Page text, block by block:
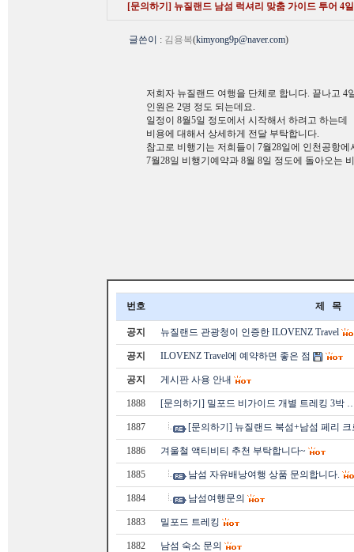
[문의하기] 뉴질랜드 남섬 럭셔리 맞춤 가이드 투어 4일
글쓴이 : 김용복(kimyong9p@naver.com)
저희자 뉴질랜드 여행을 단체로 합니다. 끝나고 4
인원은 2명 정도 되는데요.
일정이 8월5일 정도에서 시작해서 하려고 하는데
비용에 대해서 상세하게 전달 부탁합니다.
참고로 비행기는 저희들이 7월28일에 인천공항
7월28일 비행기예약과 8월 8일 정도에 돌아오는
번호 제 목
공지 뉴질랜드 관광청이 인증한 ILOVENZ Travel
공지 ILOVENZ Travel에 예약하면 좋은 점
공지 게시판 사용 안내
1888 [문의하기] 밀포드 비가이드 개별 트레킹 3박
1887 [문의하기] 뉴질랜드 북섬+남섬 페리
1886 겨울철 액티비티 추천 부탁합니다~
1885 남섬 자유배낭여행 상품 문의합니다.
1884 남섬여행문의
1883 밀포드 트레킹
1882 남섬 숙소 문의